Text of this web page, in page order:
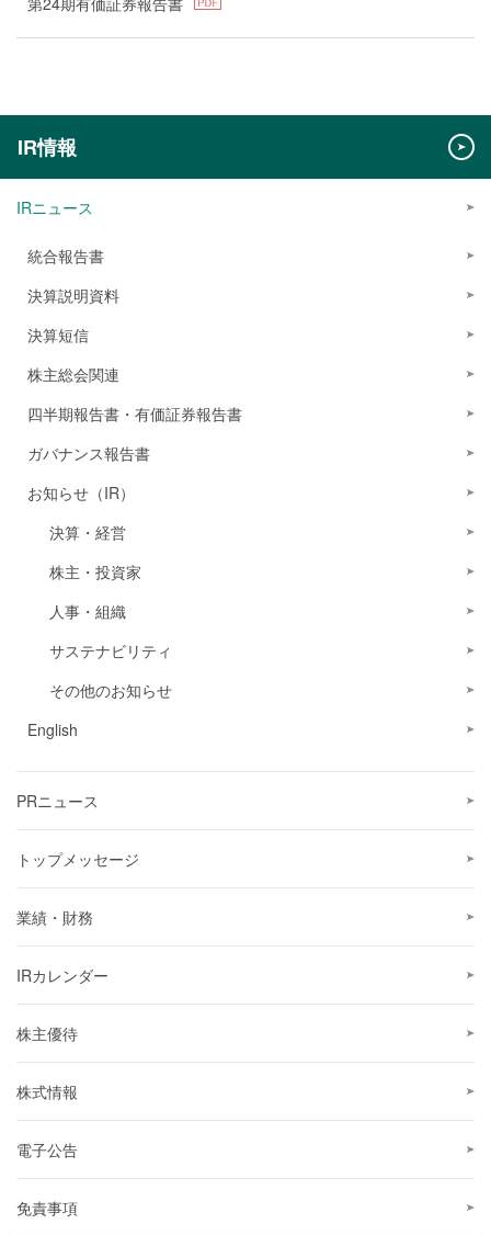
IR情報
IRニュース
統合報告書
決算説明資料
決算短信
株主総会関連
四半期報告書・有価証券報告書
ガバナンス報告書
お知らせ（IR）
決算・経営
株主・投資家
人事・組織
サステナビリティ
その他のお知らせ
English
PRニュース
トップメッセージ
業績・財務
IRカレンダー
株主優待
株式情報
電子公告
免責事項